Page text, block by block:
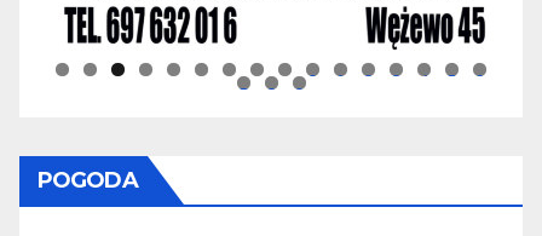
0 1 2 3 4 5 6
7 8 9
POGODA